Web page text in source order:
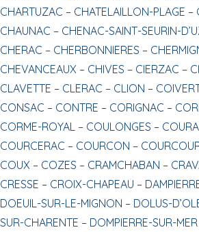
CHARTUZAC – CHATELAILLON-PLAGE –
CHAUNAC – CHENAC-SAINT-SEURIN-
CHERAC – CHERBONNIERES –
CHEVANCEAUX – CHIVES – CIERZAC –
CLAVETTE – CLERAC – CLION –
CONSAC – CONTRE – CORIGNAC –
CORME-ROYAL – COULONGES –
COURCERAC – COURCON –
COUX – COZES – CRAMCHABAN –
CRESSE – CROIX-CHAPEAU –
DOEUIL-SUR-LE-MIGNON – DOLUS-
SUR-CHARENTE – DOMPIERRE-SUR-